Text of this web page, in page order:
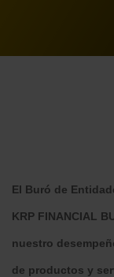
El Buró de
KRP FINANCIAL
nuestro
de productos y